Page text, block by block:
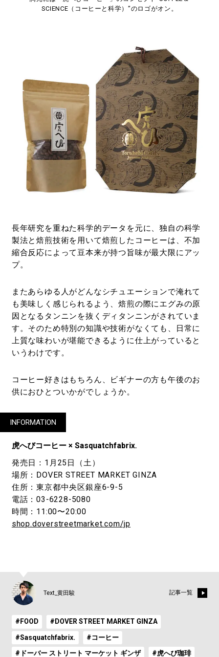
SCIENCE（コーヒーと科学）”のロゴがオン。
長年研究を重ねた科学的データを元に、独自の科学
製法と焙煎技術を用いて焙煎したコーヒーは、不加
縮合反応によって豆本来が持つ旨味が最大限にアッ
プ。
またあらゆる人がどんなシチュエーションで淹れて
も美味しく感じられるよう、焙煎の際にエグみの原
因となるタンニンを抜くディタンニンがされていま
す。そのため特別の知識や技術がなくても、日常に
上質な味わいが堪能できるように仕上がっていると
いうわけです。
コーヒー好きはもちろん、ビギナーの方も午後のお
供におひとついかがでしょうか。
INFORMATION
虎へびコーヒー × Sasquatchfabrix.
発売日：1月25日（土）
場所：DOVER STREET MARKET GINZA
住所：東京都中央区銀座6-9-5
電話：03-6228-5080
時間：11:00〜20:00
shop.doverstreetmarket.com/jp
Text_黄田駿 記事一覧
#FOOD #DOVER STREET MARKET GINZA
#Sasquatchfabrix. #コーヒー
#ドーバー ストリート マーケット ギンザ #虎へび珈琲